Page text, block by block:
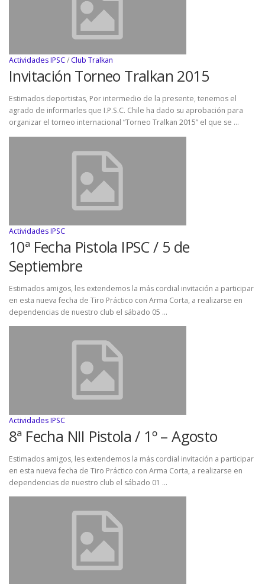
Actividades IPSC/Club Tralkan
Invitación Torneo Tralkan 2015
Estimados deportistas, Por intermedio de la presente, tenemos el
agrado de informarles que I.P.S.C. Chile ha dado su aprobación para
organizar el torneo internacional “Torneo Tralkan 2015” el que se …
Actividades IPSC
10ª Fecha Pistola IPSC / 5 de
Septiembre
Estimados amigos, les extendemos la más cordial invitación a participar
en esta nueva fecha de Tiro Práctico con Arma Corta, a realizarse en
dependencias de nuestro club el sábado 05 …
Actividades IPSC
8ª Fecha NII Pistola / 1º – Agosto
Estimados amigos, les extendemos la más cordial invitación a participar
en esta nueva fecha de Tiro Práctico con Arma Corta, a realizarse en
dependencias de nuestro club el sábado 01 …